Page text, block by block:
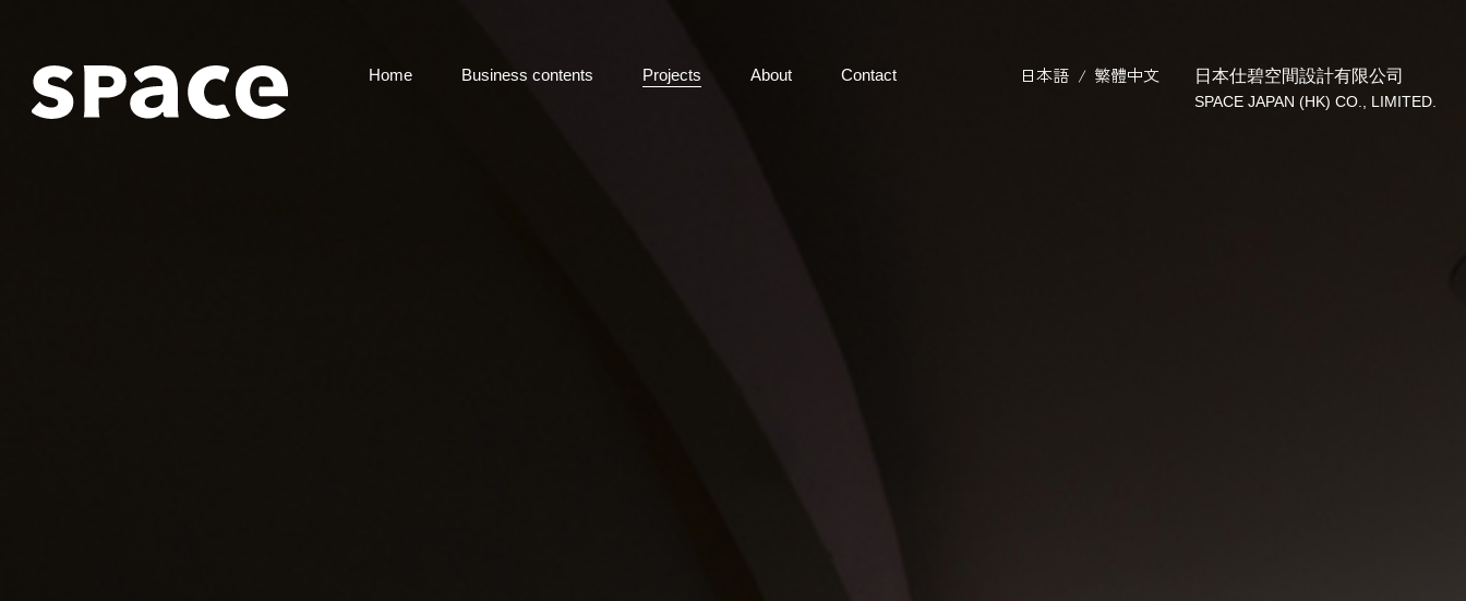
Home Business contents Projects About Contact 日本語 繁體中文 日本仕碧空間設計有限公司
SPACE JAPAN (HK) CO., LIMITED.